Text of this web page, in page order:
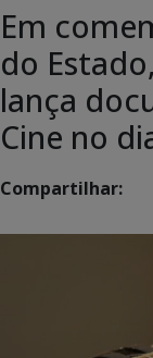
Em
do
lança
Cine no
Compartilhar: